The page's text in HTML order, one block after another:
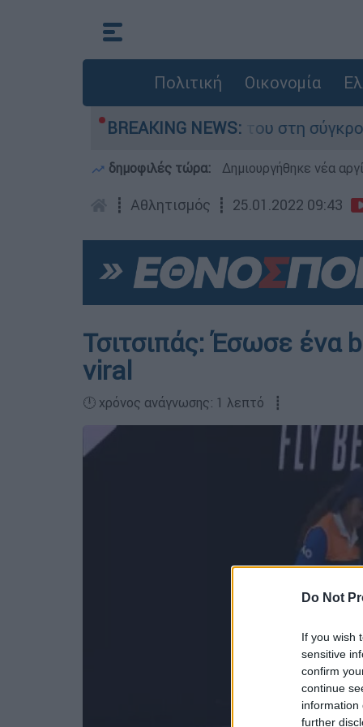
Do Not
If you wish
sensitive
confirm
continue
information
further
Πολιτική Οικονομία
BREAKING NEWS:
που έχασε τη ζωή του στη σύγκρουση
δημοφιλές τώρα: Δημιουργήθηκε νέα
┋ Αθλητισμός ┋ 25.01.2022 09:43
Τσιτσιπάς: Έσωσε ένα
viral
🕛 χρόνος ανάγνωσης: 1 λεπτό ┋